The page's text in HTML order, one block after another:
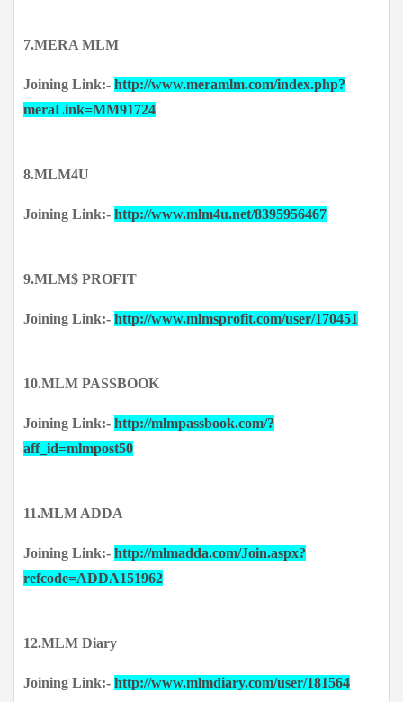
7.MERA MLM
Joining Link:- http://www.meramlm.com/index.php?
meraLink=MM91724
8.MLM4U
Joining Link:- http://www.mlm4u.net/8395956467
9.MLM$ PROFIT
Joining Link:- http://www.mlmsprofit.com/user/170451
10.MLM PASSBOOK
Joining Link:- http://mlmpassbook.com/?
aff_id=mlmpost50
11.MLM ADDA
Joining Link:- http://mlmadda.com/Join.aspx?
refcode=ADDA151962
12.MLM Diary
Joining Link:- http://www.mlmdiary.com/user/181564